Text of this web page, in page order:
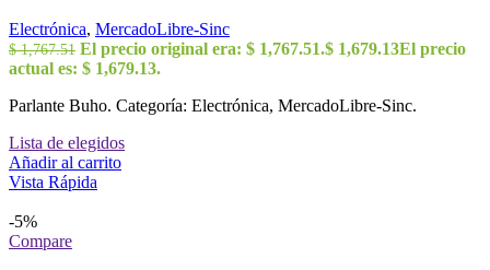
Electrónica, MercadoLibre-Sinc
$1,767.51 El precio original era: $ 1,767.51.$ 1,679.13El precio
actual es: $ 1,679.13.
Parlante Buho. Categoría: Electrónica, MercadoLibre-Sinc.
Lista de elegidos
Añadir al carrito
Vista Rápida
-5%
Compare